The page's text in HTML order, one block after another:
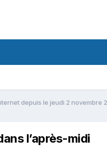
depuis le jeudi 2 novembre
l’après-midi